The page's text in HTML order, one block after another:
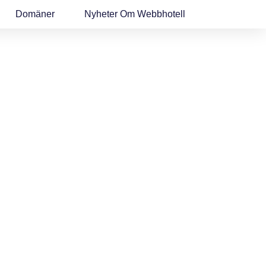
Domäner Nyheter Om Webbhotell